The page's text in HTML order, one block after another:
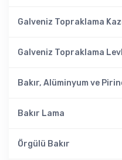
Galveniz Topraklama
Galveniz Topraklama
Bakır, Alüminyum ve
Bakır Lama
Örgülü Bakır